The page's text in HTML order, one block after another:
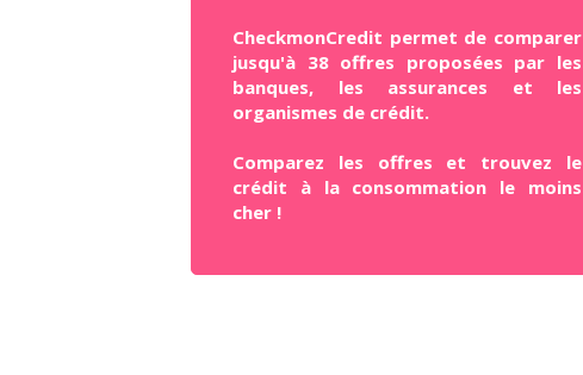
CheckmonCredit permet de comparer
jusqu'à 38 offres proposées par les
banques, les assurances et les
organismes de crédit.
Comparez les offres et trouvez le
crédit à la consommation le moins
cher !